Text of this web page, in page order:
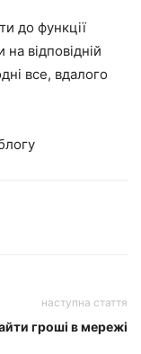
до функції
відповідній
все, вдалого
наступна стаття
гроші в мережі